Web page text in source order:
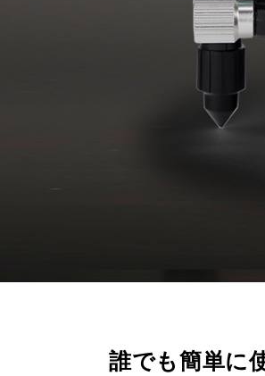
誰でも簡単に
お客様保証書登録
各種お問い合わせ・カタ